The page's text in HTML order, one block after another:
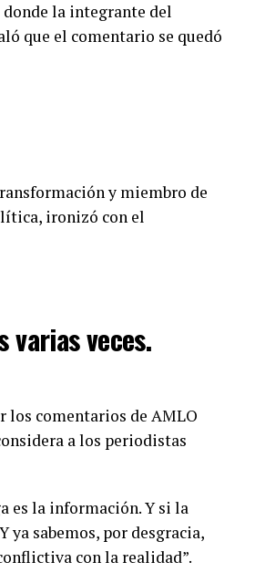
donde la integrante del
que el comentario se quedó
y miembro de
ironizó con el
varias veces.
los comentarios de AMLO
a los periodistas
es la información. Y si la
sabemos, por desgracia,
con la realidad”.